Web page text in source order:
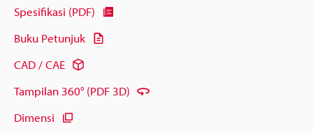
Spesifikasi (PDF)
Buku Petunjuk
CAD / CAE
Tampilan 360° (PDF 3D)
Dimensi